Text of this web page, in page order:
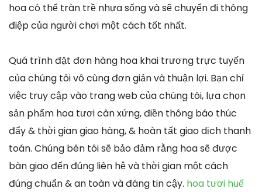
hoa có thể tràn trề nhựa sống và sẽ chuyển đi thông
điệp của người chơi một cách tốt nhất.
Quá trình đặt đơn hàng hoa khai trương trực tuyến
của chúng tôi vô cùng đơn giản và thuận lợi. Bạn chỉ
việc truy cập vào trang web của chúng tôi, lựa chọn
sản phẩm hoa tươi cân xứng, điền thông báo thúc
đẩy & thời gian giao hàng, & hoàn tất giao dịch thanh
toán. Chúng bên tôi sẽ bảo đảm rằng hoa sẽ được
bàn giao đến đúng liên hệ và thời gian một cách
đúng chuẩn & an toàn và đáng tin cậy. hoa tươi huế